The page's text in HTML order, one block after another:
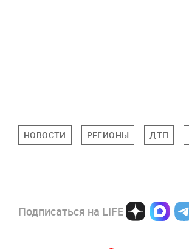
НОВОСТИ РЕГИОНЫ ДТП
Подписаться на LIFE